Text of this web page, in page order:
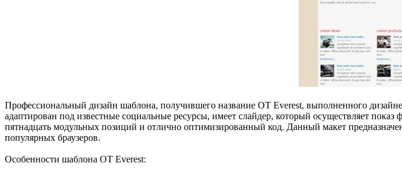
Профессиональный дизайн шаблона, получившего название OT Everest, выполненного
адаптирован под известные социальные ресурсы, имеет слайдер, который осуществляет
пятнадцать модульных позиций и отлично оптимизированный код. Данный макет
популярных браузеров.
Особенности шаблона OT Everest: